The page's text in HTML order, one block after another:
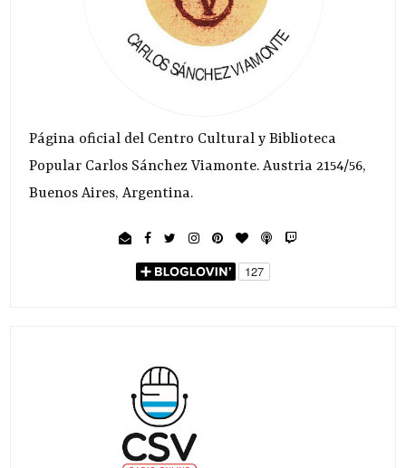
Página oficial del Centro Cultural y Biblioteca
Popular Carlos Sánchez Viamonte. Austria 2154/56,
Buenos Aires, Argentina.